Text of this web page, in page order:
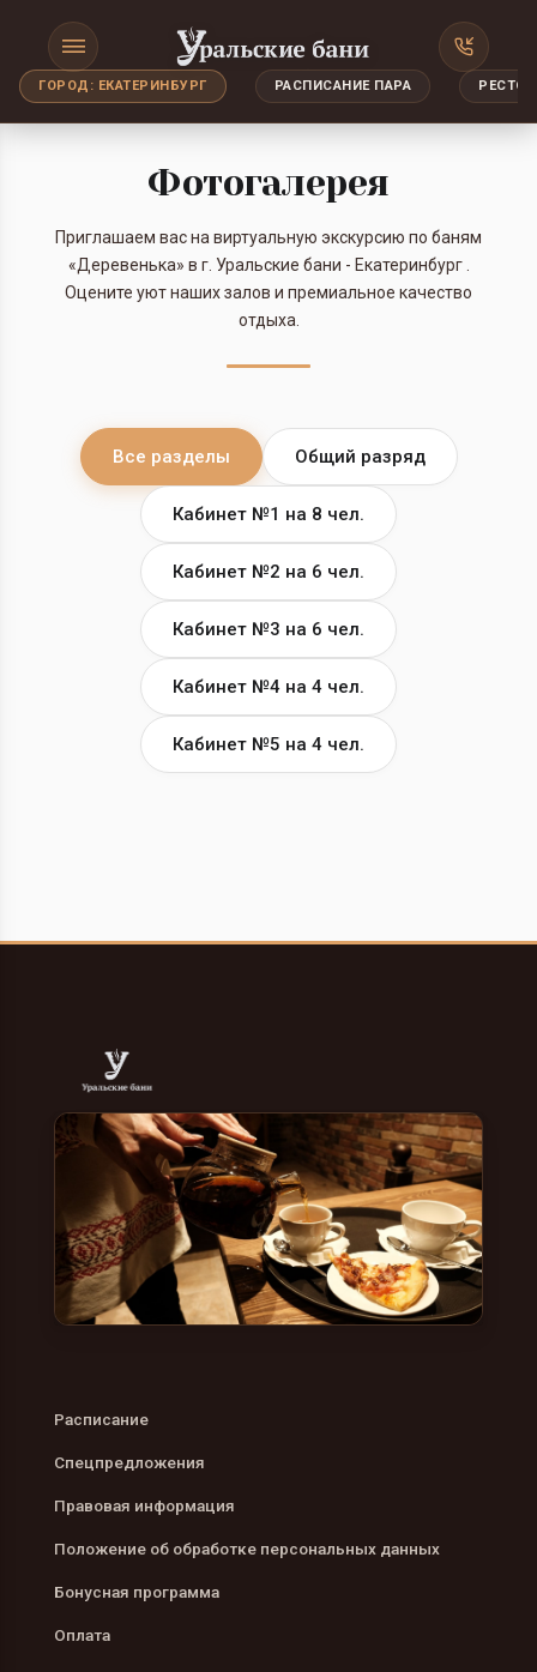
ГОРОД: ЕКАТЕРИНБУРГ РАСПИСАНИЕ ПАРА
Фотогалерея
Приглашаем вас на виртуальную экскурсию по баням
«Деревенька» в г. Уральские бани - Екатеринбург .
Оцените уют наших залов и премиальное качество
отдыха.
Все разделы Общий разряд
Кабинет №1 на 8 чел.
Кабинет №2 на 6 чел.
Кабинет №3 на 6 чел.
Кабинет №4 на 4 чел.
Кабинет №5 на 4 чел.
Расписание
Спецпредложения
Правовая информация
Положение об обработке персональных данных
Бонусная программа
Оплата